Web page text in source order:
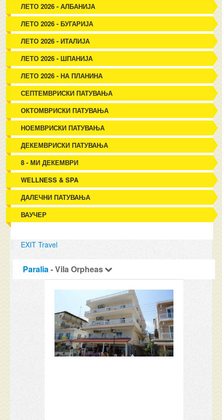
ЛЕТО 2026 - АЛБАНИЈА
ЛЕТО 2026 - БУГАРИЈА
ЛЕТО 2026 - ИТАЛИЈА
ЛЕТО 2026 - ШПАНИЈА
ЛЕТО 2026 - НА ПЛАНИНА
СЕПТЕМВРИСКИ ПАТУВАЊА
ОКТОМВРИСКИ ПАТУВАЊА
НОЕМВРИСКИ ПАТУВАЊА
ДЕКЕМВРИСКИ ПАТУВАЊА
8 - МИ ДЕКЕМВРИ
WELLNESS & SPA
ДАЛЕЧНИ ПАТУВАЊА
ВАУЧЕР
EXIT Travel
Paralia- Vila Orpheas